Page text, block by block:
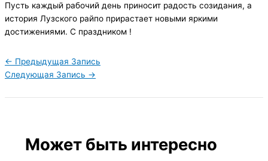
Пусть каждый рабочий день приносит радость созидания, а
история Лузского райпо прирастает новыми яркими
достижениями. С праздником !
← Предыдущая Запись
Следующая Запись →
Может быть интересно